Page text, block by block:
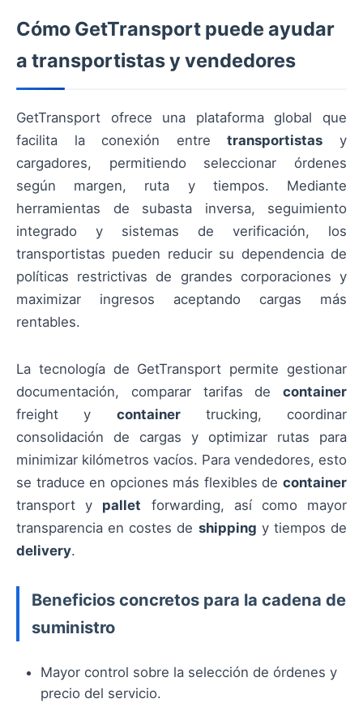
Cómo GetTransport puede ayudar
a transportistas y vendedores
GetTransport ofrece una plataforma global que
facilita la conexión entretransportistas y
cargadores, permitiendo seleccionar órdenes
según margen, ruta y tiempos. Mediante
herramientas de subasta inversa, seguimiento
integrado y sistemas de verificación, los
transportistas pueden reducir su dependencia de
políticas restrictivas de grandes corporaciones y
maximizar ingresos aceptando cargas más
rentables.
La tecnología de GetTransport permite gestionar
documentación, comparar tarifas de container
freight y containertrucking, coordinar
consolidación de cargas y optimizar rutas para
minimizar kilómetros vacíos. Para vendedores, esto
se traduce en opciones más flexibles de container
transport y pallet forwarding, así como mayor
transparencia en costes de shipping y tiempos de
delivery.
Beneficios concretos para la cadena de
suministro
Mayor control sobre la selección de órdenes y
precio del servicio.